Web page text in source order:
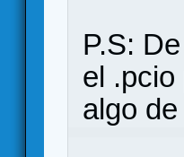
P.S:
el .pcio
algo